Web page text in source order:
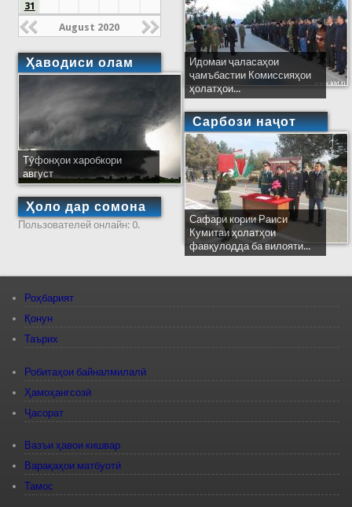
31
August 2020
Ҳаводиси олам
Тӯфонҳои харобкори
август
Ҳоло дар сомона
Пользователей онлайн: 0.
Идомаи ҷаласаҳои
ҷамъбастии Комиссияҳои
ҳолатҳои...
Сарбози наҷот
Сафари кории Раиси
Кумитаи ҳолатҳои
фавқулодда ба вилояти...
Роҳбарият
Қонун
Таърих
Робитаҳои байналмилалӣ
Ҳамоҳангсозӣ
Ҷасорат
Вазъи ҳавои кишвар
Варақаҳои матбуотӣ
Тамос